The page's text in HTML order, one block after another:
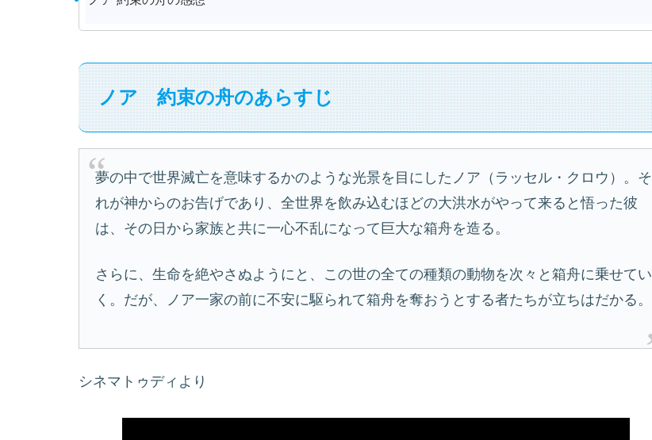
ノア 約束の舟のあらすじ
夢の中で世界滅亡を意味するかのような光景を目にしたノア（ラッセル・クロウ）。そ
れが神からのお告げであり、全世界を飲み込むほどの大洪水がやって来ると悟った彼
は、その日から家族と共に一心不乱になって巨大な箱舟を造る。
さらに、生命を絶やさぬようにと、この世の全ての種類の動物を次々と箱舟に乗せてい
く。だが、ノア一家の前に不安に駆られて箱舟を奪おうとする者たちが立ちはだかる。
シネマトゥディより